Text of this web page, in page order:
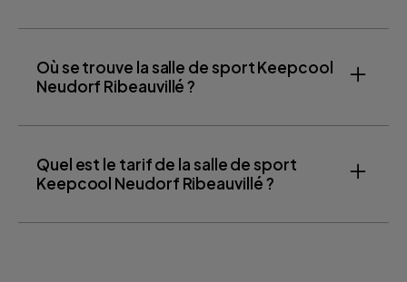
Où se trouve la salle de sport Keepcool
Neudorf Ribeauvillé ?
Quel est le tarif de la salle de sport
Keepcool Neudorf Ribeauvillé ?